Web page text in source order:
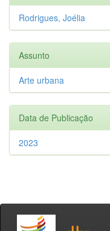
Rodrigues, Joélia
Assunto
Arte urbana
Data de Publicação
2023